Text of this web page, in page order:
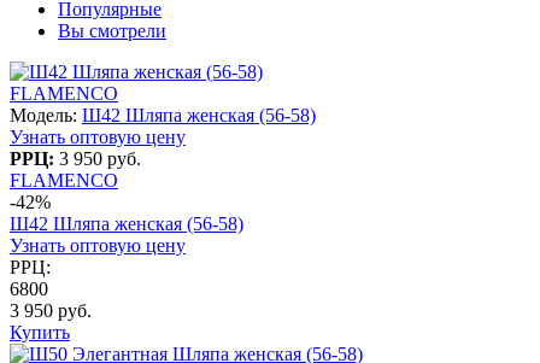
Популярные
Вы смотрели
FLAMENCO
Модель: Ш42 Шляпа женская (56-58)
Узнать оптовую цену
РРЦ: 3 950 руб.
FLAMENCO
-42%
Ш42 Шляпа женская (56-58)
Узнать оптовую цену
РРЦ:
6800
3 950 руб.
Купить